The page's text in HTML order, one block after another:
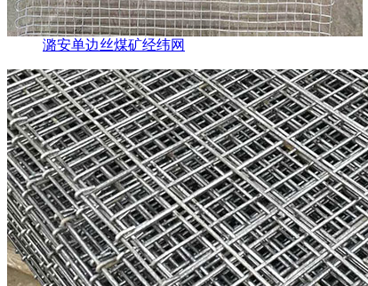
潞安单边丝煤矿经纬网